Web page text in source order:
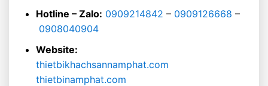
Hotline – Zalo: 0909214842 – 0909126668 –
0908040904
Website:
thietbikhachsannamphat.com
thietbinamphat.com